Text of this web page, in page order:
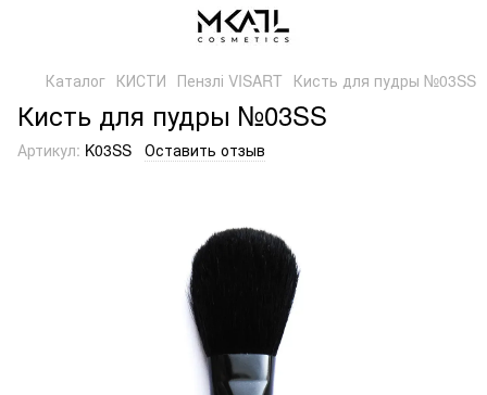
Каталог КИСТИ Пензлі VISART Кисть для пудры №03SS
Кисть для пудры №03SS
Артикул: K03SS Оставить отзыв